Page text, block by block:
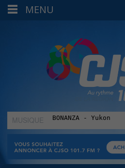
MUSIQUE
:
MENU